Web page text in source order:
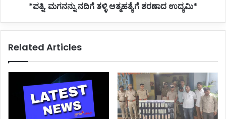
*ಪತ್ನಿ, ಮಗನನ್ನು ನದಿಗೆ ತಳ್ಳಿ ಆತ್ಮಹತ್ಯೆಗೆ ಶರಣಾದ ಉದ್ಯಮಿ*
Related Articles